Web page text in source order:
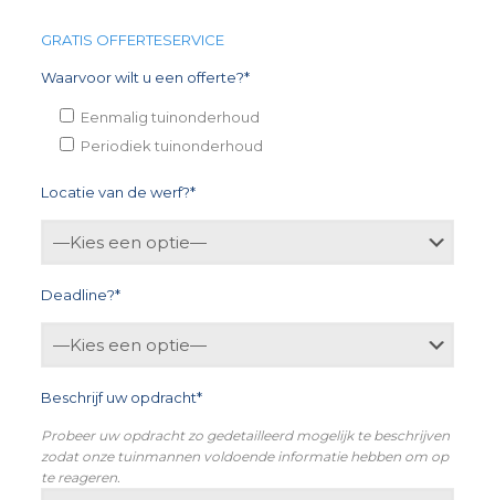
GRATIS OFFERTESERVICE
Waarvoor wilt u een offerte?*
Eenmalig tuinonderhoud
Periodiek tuinonderhoud
Locatie van de werf?*
Deadline?*
Beschrijf uw opdracht*
Probeer uw opdracht zo gedetailleerd mogelijk te beschrijven
zodat onze tuinmannen voldoende informatie hebben om op
te reageren.